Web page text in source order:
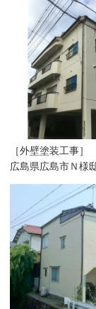
［外壁塗装工事］
広島県広島市Ｎ様